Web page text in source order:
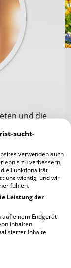
und die
und ist
sucht-
verwenden auch
zu verbessern,
Funktionalität
uns wichtig, und wir
fühlen.
Leistung der
einem Endgerät
Inhalten
Inhalte